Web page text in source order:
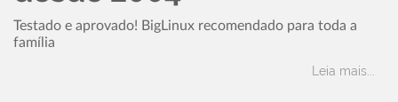
Testado e aprovado! BigLinux recomendado para toda a
família
Leia mais...